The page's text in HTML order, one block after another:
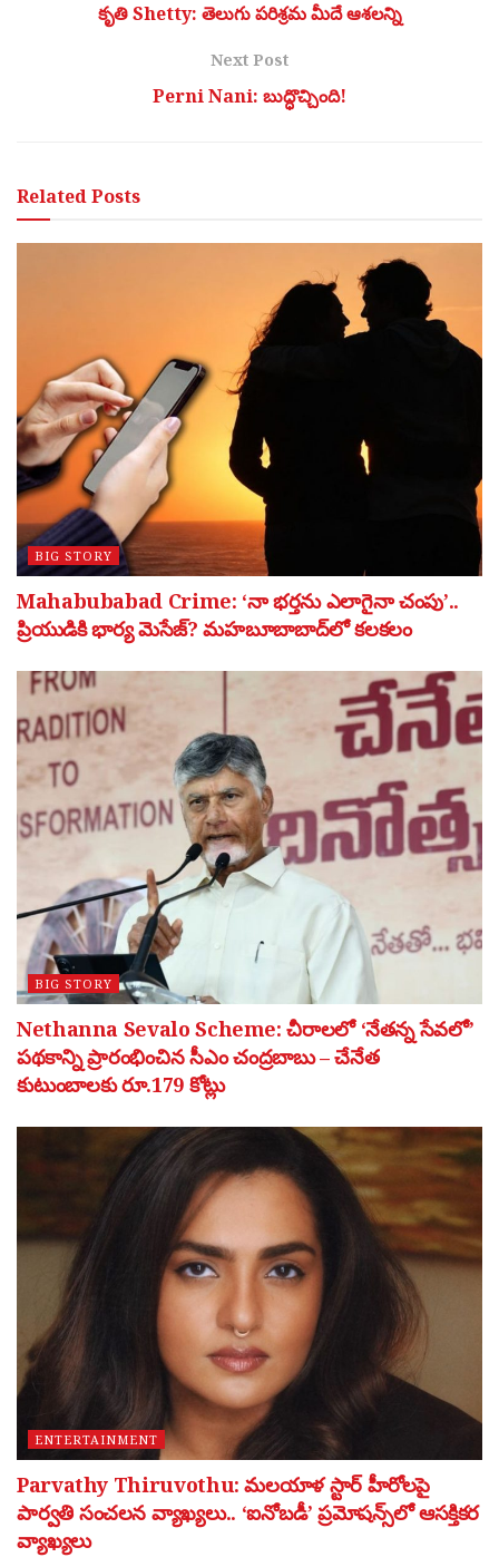
కృతి Shetty: తెలుగు పరిశ్రమ మీదే ఆశలన్ని
Next Post
Perni Nani: బుద్ధొచ్చింది!
RelatedPosts
BIG STORY
Mahabubabad Crime: ‘నా భర్తను ఎలాగైనా చంపు’..
ప్రియుడికి భార్య మెసేజ్? మహబూబాబాద్‌లో కలకలం
BIG STORY
Nethanna Sevalo Scheme: చీరాలలో ‘నేతన్న సేవలో’
పథకాన్ని ప్రారంభించిన సీఎం చంద్రబాబు – చేనేత
కుటుంబాలకు రూ.179 కోట్లు
ENTERTAINMENT
Parvathy Thiruvothu: మలయాళ స్టార్ హీరోలపై
పార్వతి సంచలన వ్యాఖ్యలు.. ‘ఐనోబడీ’ ప్రమోషన్స్‌లో ఆసక్తికర
వ్యాఖ్యలు